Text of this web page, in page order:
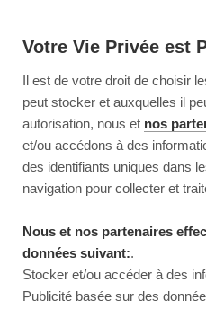
Votre Vie Privée est
Il est de votre droit de choisir
peut stocker et auxquelles il
autorisation, nous et nos
et/ou accédons à des
des identifiants uniques dans
navigation pour collecter et
Nous et nos partenaires
données suivant:.
Stocker et/ou accéder à des
Publicité basée sur des